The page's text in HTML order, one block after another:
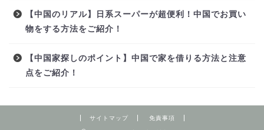
【中国のリアル】日系スーパーが超便利！中国でお買い
物をする方法をご紹介！
【中国家探しのポイント】中国で家を借りる方法と注意
点をご紹介！
サイトマップ 免責事項